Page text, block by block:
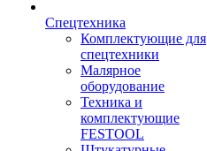
Спецтехника
Комплектующие для
спецтехники
Малярное
оборудование
Техника и
комплектующие
FESTOOL